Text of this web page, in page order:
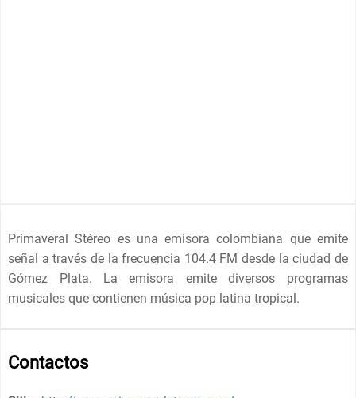
Primaveral Stéreo es una emisora colombiana que emite
señal a través de la frecuencia 104.4 FM desde la ciudad de
Gómez Plata. La emisora emite diversos programas
musicales que contienen música pop latina tropical.
Contactos